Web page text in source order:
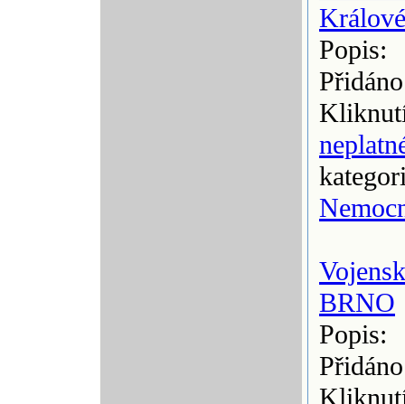
Králové
Popis:
BRNO
Popis: